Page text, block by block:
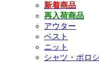
新着商品
再入荷商品
アウター
ベスト
ニット
シャツ・ポロ